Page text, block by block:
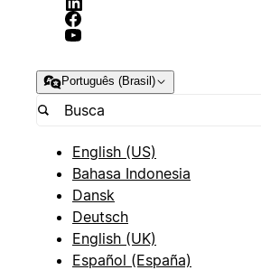
Português (Brasil)
English (US)
Bahasa Indonesia
Dansk
Deutsch
English (UK)
Español (España)